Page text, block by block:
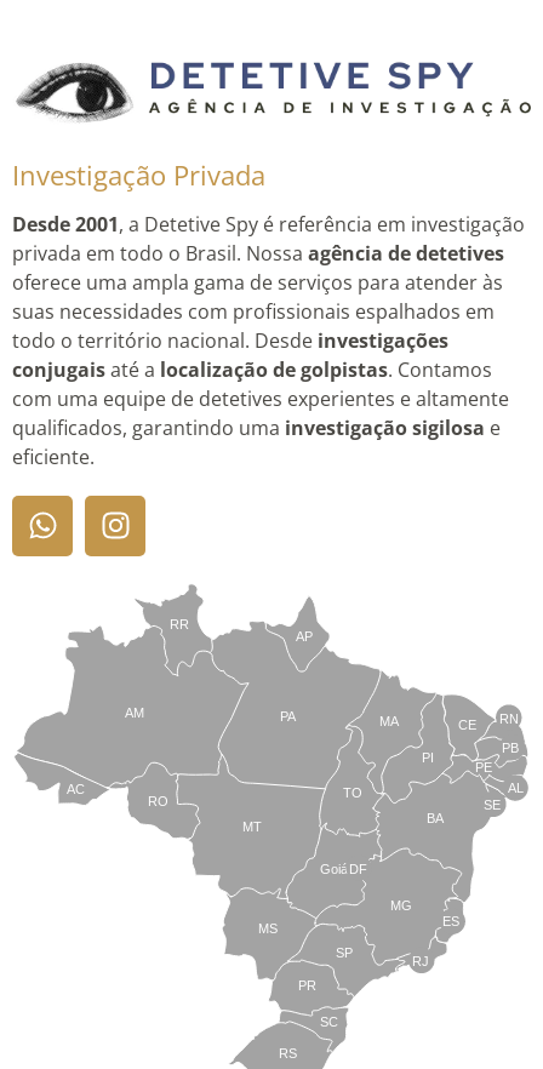
Investigação Privada
Desde 2001, a Detetive Spy é referência em investigação
privada em todo o Brasil. Nossa agência de detetives
oferece uma ampla gama de serviços para atender às
suas necessidades com profissionais espalhados em
todo o território nacional. Desde investigações
conjugaisaté a localização de golpistas. Contamos
com uma equipe de detetives experientes e altamente
qualificados, garantindo uma investigação sigilosa e
eficiente.
TO
BA
SE
PE
AL
RN
CE
PI
MA
AP
PA
RR
AM
AC
RO
MT
MS
Goiás
PR
SC
RS
SP
MG
RJ
ES
DF
PB